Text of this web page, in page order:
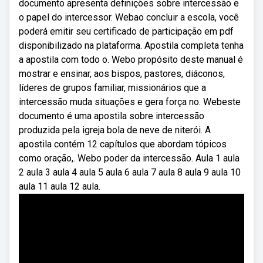
documento apresenta definições sobre intercessão e
o papel do intercessor. Webao concluir a escola, você
poderá emitir seu certificado de participação em pdf
disponibilizado na plataforma. Apostila completa tenha
a apostila com todo o. Webo propósito deste manual é
mostrar e ensinar, aos bispos, pastores, diáconos,
líderes de grupos familiar, missionários que a
intercessão muda situações e gera força no. Webeste
documento é uma apostila sobre intercessão
produzida pela igreja bola de neve de niterói. A
apostila contém 12 capítulos que abordam tópicos
como oração,. Webo poder da intercessão. Aula 1 aula
2 aula 3 aula 4 aula 5 aula 6 aula 7 aula 8 aula 9 aula 10
aula 11 aula 12 aula.